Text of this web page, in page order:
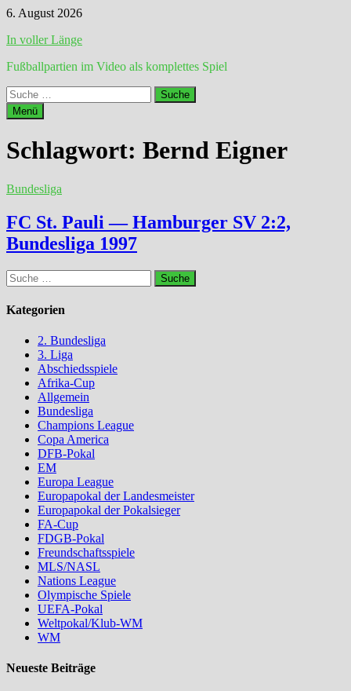
Zum
springen
6. August 2026
In voller Länge
Fußballpartien im Video als komplettes Spiel
Suche
nach:
Menü
Schlagwort: Bernd Eigner
Bundesliga
FC St. Pauli — Hamburger SV 2:2,
Bundesliga 1997
Suche
nach:
Kategorien
2. Bundesliga
3. Liga
Abschiedsspiele
Afrika-Cup
Allgemein
Bundesliga
Champions League
Copa America
DFB-Pokal
EM
Europa League
Europapokal der Landesmeister
Europapokal der Pokalsieger
FA-Cup
FDGB-Pokal
Freundschaftsspiele
MLS/NASL
Nations League
Olympische Spiele
UEFA-Pokal
Weltpokal/Klub-WM
WM
Neueste Beiträge